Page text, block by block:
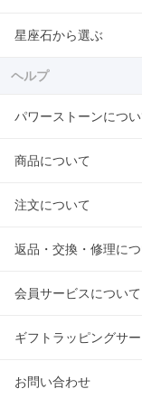
星座石から選ぶ
ヘルプ
パワーストーンについ
商品について
注文について
返品・交換・修理に
会員サービスについて
ギフトラッピングサ
お問い合わせ